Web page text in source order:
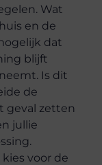
Wat
en de
dat
blijft
Is dit
de
geval zetten
jullie
kies voor de